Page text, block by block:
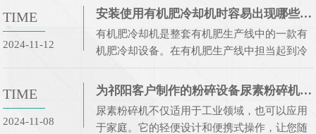
发酵槽内物料发酵腐熟、降低水分和提高堆肥
TIME
2024-11-12
安装使用有机肥冷却机时容易出现哪些问题
有机肥冷却机是整套有机肥生产线中的一款有
机肥冷却设备。在有机肥生产线中担当起到冷
却物料的作用。冷却机通过引风机(与设备相互
配套使用)的吸力下使回转筒体内部空气流动加
TIME
2024-11-08
为祁阳客户制作的粉碎设备尿素粉碎机的优点
尿素粉碎机不仅适用于工业领域，也可以应用
于家庭。它的轻便设计和便携式操作，让您随